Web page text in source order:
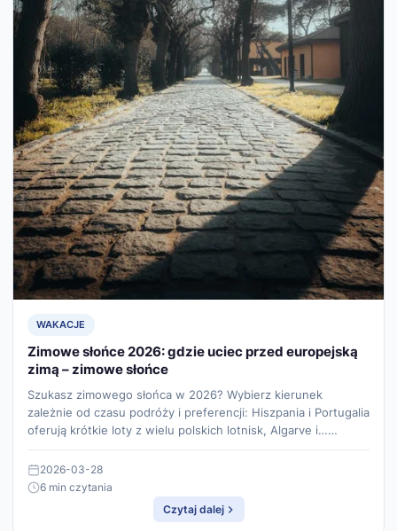
WAKACJE
Zimowe słońce 2026: gdzie uciec przed europejską
zimą – zimowe słońce
Szukasz zimowego słońca w 2026? Wybierz kierunek
zależnie od czasu podróży i preferencji: Hiszpania i Portugalia
oferują krótkie loty z wielu polskich lotnisk, Algarve i……
2026-03-28
6 min czytania
Czytaj dalej